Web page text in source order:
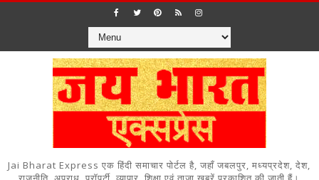
Jai Bharat Express एक हिंदी समाचार पोर्टल है, जहाँ जबलपुर, मध्यप्रदेश, देश,